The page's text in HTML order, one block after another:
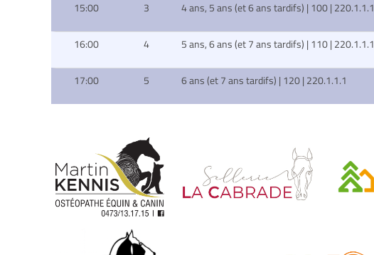
15:00 3 4 ans, 5 ans (et 6 ans tardifs) | 100 | 220.1.1.1
16:00 4 5 ans, 6 ans (et 7 ans tardifs) | 110 | 220.1.1.1
17:00 5 6 ans (et 7 ans tardifs) | 120 | 220.1.1.1